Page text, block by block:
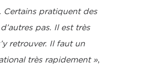
Certains pratiquent des
pas. Il est très
retrouver. Il faut un
très rapidement »,